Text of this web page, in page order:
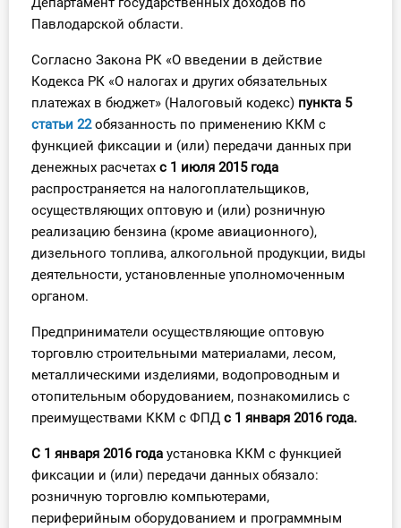
Практика ИП
Кадры. Труд. Зарплата.
Учет по отраслям
Юридический помощник
Интернет-магазин
О Системе
Обучение
Тарифы
Тестирование для
бухгалтера
Павлодарской области.
Согласно Закона РК «О введении в действие
Кодекса РК «О налогах и других обязательных
платежах в бюджет» (Налоговый кодекс) пункта 5
статьи 22обязанность по применению ККМ с
функцией фиксации и (или) передачи данных при
денежных расчетах с 1 июля 2015 года
распространяется на налогоплательщиков,
осуществляющих оптовую и (или) розничную
реализацию бензина (кроме авиационного),
дизельного топлива, алкогольной продукции, виды
деятельности, установленные уполномоченным
органом.
Предприниматели осуществляющие оптовую
торговлю строительными материалами, лесом,
металлическими изделиями, водопроводным и
отопительным оборудованием, познакомились с
преимуществами ККМ с ФПД с 1 января 2016 года.
С 1 января 2016 года установка ККМ с функцией
фиксации и (или) передачи данных обязало:
розничную торговлю компьютерами,
периферийным оборудованием и программным